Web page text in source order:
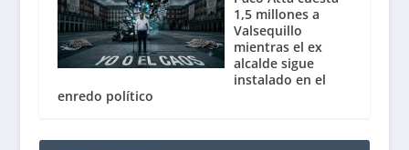
1,5 millones a
Valsequillo
mientras el ex
alcalde sigue
instalado en el
enredo político